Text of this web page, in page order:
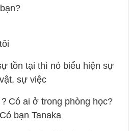
tồn tại thì nó biểu hiện sự
sự việc
Có ai ở trong phòng học?
bạn Tanaka